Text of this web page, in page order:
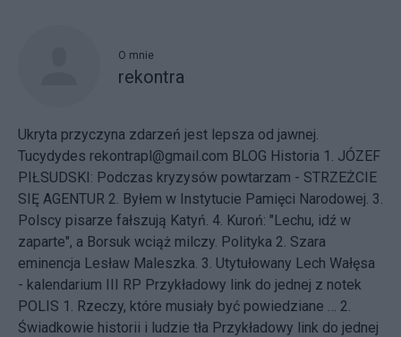
O mnie
rekontra
Ukryta przyczyna zdarzeń jest lepsza od jawnej.
Tucydydes rekontrapl@gmail.com BLOG Historia 1. JÓZEF
PIŁSUDSKI: Podczas kryzysów powtarzam - STRZEŻCIE
SIĘ AGENTUR 2. Byłem w Instytucie Pamięci Narodowej. 3.
Polscy pisarze fałszują Katyń. 4. Kuroń: "Lechu, idź w
zaparte", a Borsuk wciąż milczy. Polityka 2. Szara
eminencja Lesław Maleszka. 3. Utytułowany Lech Wałęsa
- kalendarium III RP Przykładowy link do jednej z notek
POLIS 1. Rzeczy, które musiały być powiedziane … 2.
Świadkowie historii i ludzie tła Przykładowy link do jednej